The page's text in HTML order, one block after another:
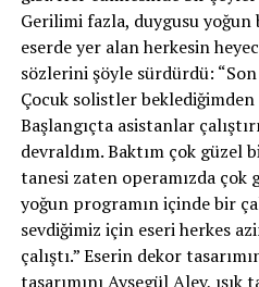
Gerilimi fazla, duygusu yoğun
eserde yer alan herkesin
sözlerini şöyle sürdürdü:
Çocuk solistler beklediğimden
Başlangıçta asistanlar
devraldım. Baktım çok güzel
tanesi zaten operamızda çok
yoğun programın içinde bir
sevdiğimiz için eseri herkes
çalıştı.” Eserin dekor
tasarımını Ayşegül Alev, ışık